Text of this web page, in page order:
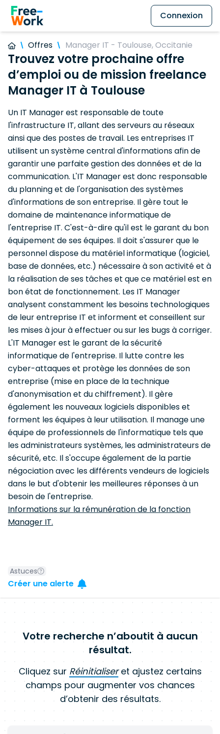
Connexion
Offres Manager IT - Toulouse, Occitanie
Trouvez votre prochaine offre
d’emploi ou de mission freelance
Manager IT à Toulouse
Un IT Manager est responsable de toute
l'infrastructure IT, allant des serveurs au réseaux
ainsi que des postes de travail. Les entreprises IT
utilisent un système central d'informations afin de
garantir une parfaite gestion des données et de la
communication. L'IT Manager est donc responsable
du planning et de l'organisation des systèmes
d'informations de son entreprise. Il gère tout le
domaine de maintenance informatique de
l'entreprise IT. C'est-à-dire qu'il est le garant du bon
équipement de ses équipes. Il doit s'assurer que le
personnel dispose du matériel informatique (logiciel,
base de données, etc.) nécessaire à son activité et à
la réalisation de ses tâches et que ce matériel est en
bon état de fonctionnement. Les IT Manager
analysent constamment les besoins technologiques
de leur entreprise IT et informent et conseillent sur
les mises à jour à effectuer ou sur les bugs à corriger.
L'IT Manager est le garant de la sécurité
informatique de l'entreprise. Il lutte contre les
cyber-attaques et protège les données de son
entreprise (mise en place de la technique
d'anonymisation et du chiffrement). Il gère
également les nouveaux logiciels disponibles et
forment les équipes à leur utilisation. Il manage une
équipe de professionnels de l'informatique tels que
les administrateurs systèmes, les administrateurs de
sécurité, etc. Il s'occupe également de la partie
négociation avec les différents vendeurs de logiciels
dans le but d'obtenir les meilleures réponses à un
besoin de l'entreprise.
Informations sur la rémunération de la fonction
Manager IT.
Astuces
Créer une alerte
Votre recherche n’aboutit à aucun
résultat.
Cliquez sur Réinitialiseret ajustez certains
champs pour augmenter vos chances
d’obtenir des résultats.